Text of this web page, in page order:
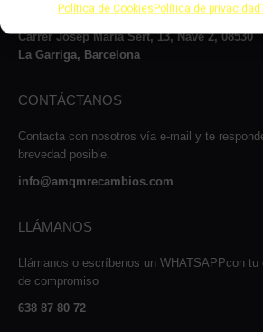
Política de CookiesPolítica de privacidad
de 15:00 a 16:00 y los sábados de 9:00 a
Carrer Josep Maria Sert, 13, Nave 2, 08530
La Garriga, Barcelona
CONTÁCTANOS
Contacta con nosotros vía e-mail y te
brevedad posible.
info@amqmrecambios.com
LLÁMANOS
Llámanos o escríbenos un WHATSAPPcon
de compromiso
638 87 80 72